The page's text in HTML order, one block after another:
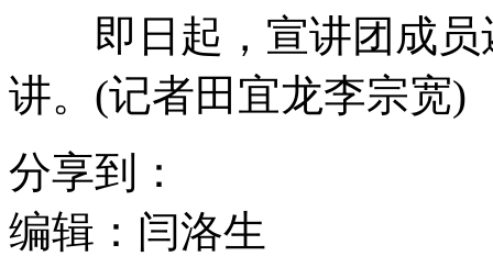
即日起，宣讲团成员
讲。(记者田宜龙李宗宽)
分享到：
编辑：闫洛生